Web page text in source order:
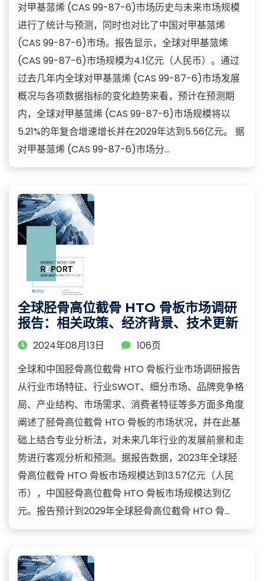
对甲基蒎烯 (CAS 99-87-6)市场历史与未来市场规模
进行了统计与预测，同时也对比了中国对甲基蒎烯
(CAS 99-87-6)市场。报告显示，全球对甲基蒎烯
(CAS 99-87-6)市场规模为4.1亿元（人民币）。通过
过去几年内全球对甲基蒎烯 (CAS 99-87-6)市场发展
概况与各项数据指标的变化趋势来看，预计在预测期
内，全球对甲基蒎烯 (CAS 99-87-6)市场规模将以
5.21%的年复合增速增长并在2029年达到5.56亿元。 据
对甲基蒎烯 (CAS 99-87-6)市场分...
全球胫骨高位截骨 HTO 骨板市场调研
报告：相关政策、经济背景、技术更新
2024年08月13日
106页
全球和中国胫骨高位截骨 HTO 骨板行业市场调研报告
从行业市场特征、行业SWOT、细分市场、品牌竞争格
局、产业结构、市场需求、消费者特征等多方面多角度
阐述了胫骨高位截骨 HTO 骨板的市场状况，并在此基
础上结合专业分析法，对未来几年行业的发展前景和走
势进行客观分析和预测。据报告数据，2023年全球胫
骨高位截骨 HTO 骨板市场规模达到13.57亿元（人民
币），中国胫骨高位截骨 HTO 骨板市场规模达到亿
元。报告预计到2029年全球胫骨高位截骨 HTO 骨...